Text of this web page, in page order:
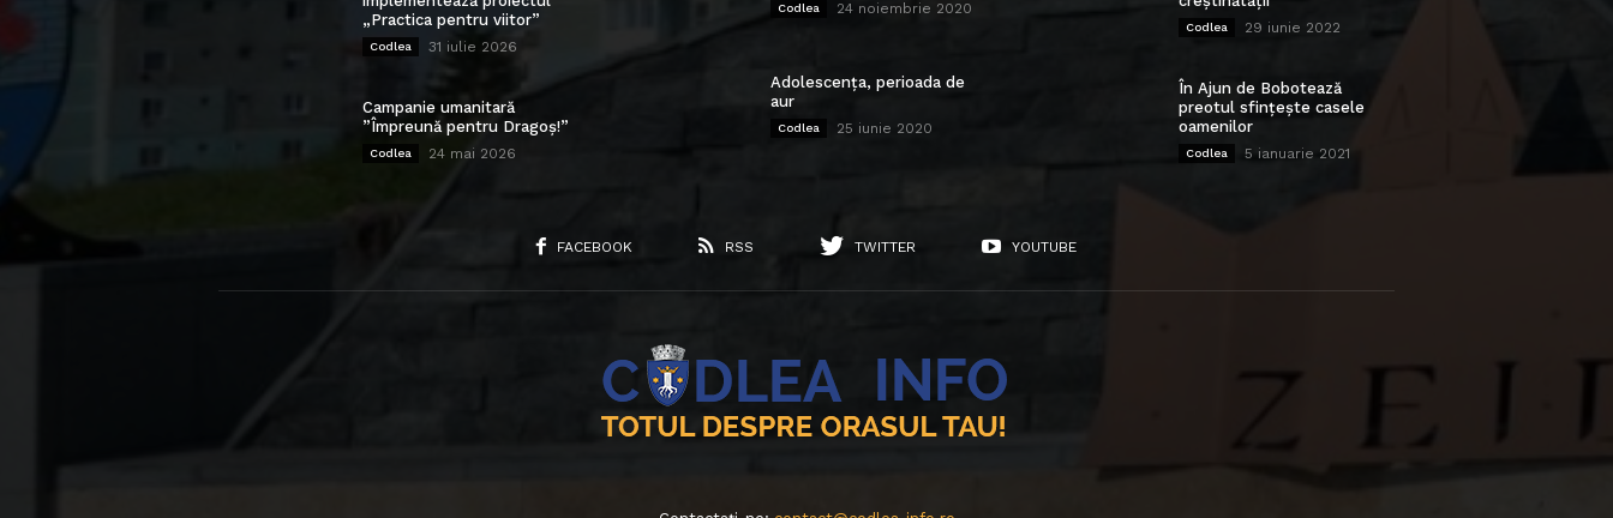
„Practica pentru viitor”
Codlea 31 iulie 2026
Campanie umanitară
”Împreună pentru Dragoș!”
Codlea 24 mai 2026
Codlea 24 noiembrie 2020
Adolescența, perioada de
aur
Codlea 25 iunie 2020
Codlea 29 iunie 2022
În Ajun de Bobotează
preotul sfințește casele
oamenilor
Codlea 5 ianuarie 2021
FACEBOOK RSS TWITTER YOUTUBE